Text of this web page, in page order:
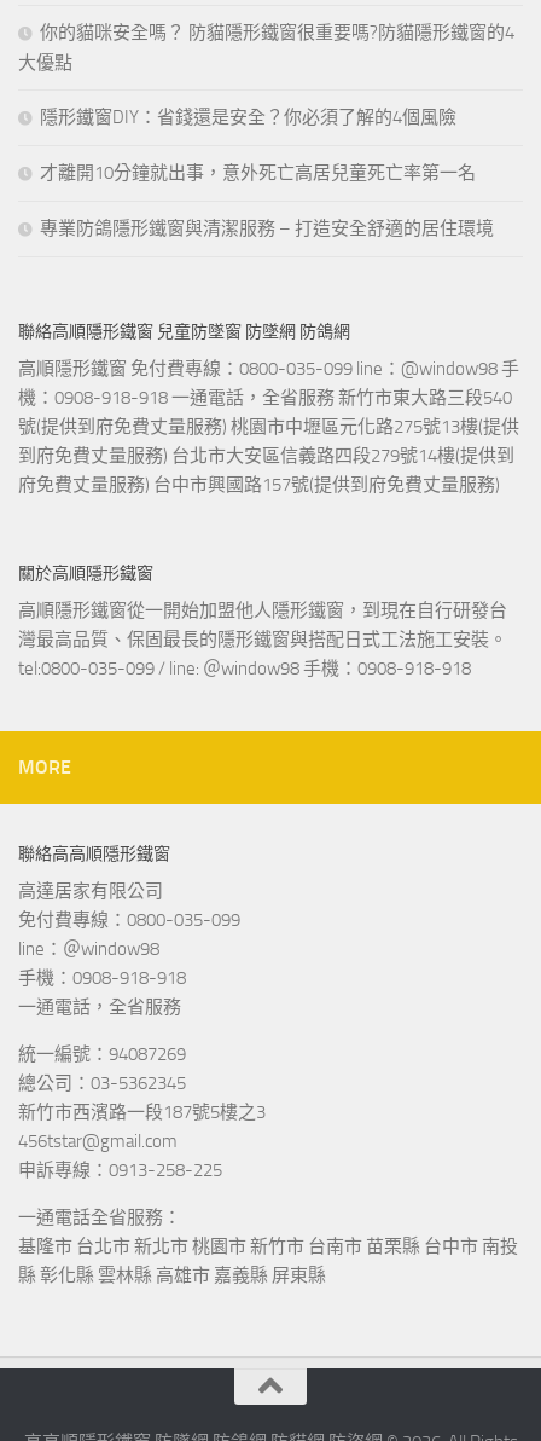
你的貓咪安全嗎？ 防貓隱形鐵窗很重要嗎?防貓隱形鐵窗的4
大優點
隱形鐵窗DIY：省錢還是安全？你必須了解的4個風險
才離開10分鐘就出事，意外死亡高居兒童死亡率第一名
專業防鴿隱形鐵窗與清潔服務 – 打造安全舒適的居住環境
聯絡高順隱形鐵窗 兒童防墜窗 防墜網 防鴿網
高順隱形鐵窗 免付費專線：0800-035-099 line：@window98 手
機：0908-918-918 一通電話，全省服務 新竹市東大路三段540
號(提供到府免費丈量服務) 桃園市中壢區元化路275號13樓(提供
到府免費丈量服務) 台北市大安區信義路四段279號14樓(提供到
府免費丈量服務) 台中市興國路157號(提供到府免費丈量服務)
關於高順隱形鐵窗
高順隱形鐵窗從一開始加盟他人隱形鐵窗，到現在自行研發台
灣最高品質、保固最長的隱形鐵窗與搭配日式工法施工安裝。
tel:0800-035-099 / line: ＠window98 手機：0908-918-918
MORE
聯絡高高順隱形鐵窗
高達居家有限公司
免付費專線：0800-035-099
line：＠window98
手機：0908-918-918
一通電話，全省服務
統一編號：94087269
總公司：03-5362345
新竹市西濱路一段187號5樓之3
456tstar@gmail.com
申訴專線：0913-258-225
一通電話全省服務：
基隆市 台北市 新北市 桃園市 新竹市 台南市 苗栗縣 台中市 南投
縣 彰化縣 雲林縣 高雄市 嘉義縣 屏東縣